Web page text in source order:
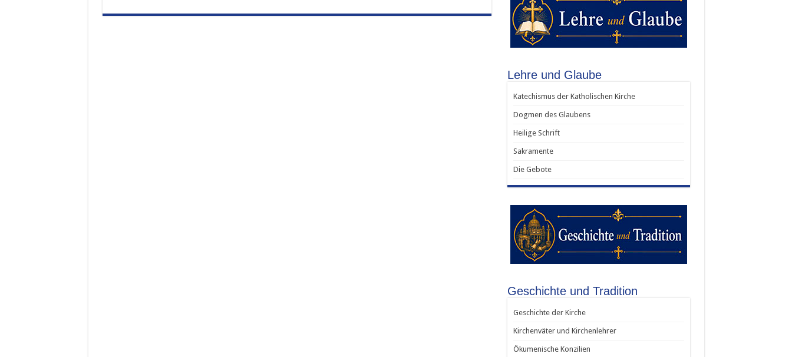
Lehre und Glaube
Katechismus der Katholischen Kirche
Dogmen des Glaubens
Heilige Schrift
Sakramente
Die Gebote
Geschichte und Tradition
Geschichte der Kirche
Kirchenväter und Kirchenlehrer
Ökumenische Konzilien